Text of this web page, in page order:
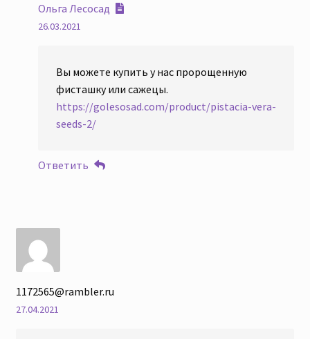
Ольга Лесосад
26.03.2021
Вы можете купить у нас пророщенную
фисташку или сажецы.
https://golesosad.com/product/pistacia-vera-
seeds-2/
Ответить
1172565@rambler.ru
27.04.2021